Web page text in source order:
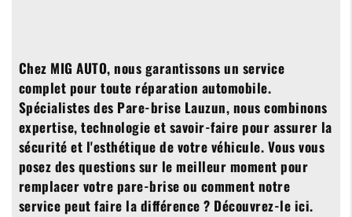
Chez MIG AUTO, nous garantissons un service
complet pour toute réparation automobile.
Spécialistes des Pare-brise Lauzun, nous combinons
expertise, technologie et savoir-faire pour assurer la
sécurité et l'esthétique de votre véhicule. Vous vous
posez des questions sur le meilleur moment pour
remplacer votre pare-brise ou comment notre
service peut faire la différence ? Découvrez-le ici.